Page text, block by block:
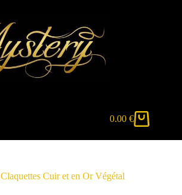
Panier
0.00€
Claquettes Cuir et en Or Végétal